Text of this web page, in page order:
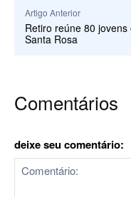
Artigo Anterior
Retiro reúne 80 jovens
Santa Rosa
Comentários
deixe seu comentário: